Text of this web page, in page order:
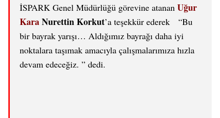
İSPARK Genel Müdürlüğü görevine atanan Uğur
KaraNurettin Korkut’a teşekkür ederek “Bu
bir bayrak yarışı… Aldığımız bayrağı daha iyi
noktalara taşımak amacıyla çalışmalarımıza hızla
devam edeceğiz. ” dedi.